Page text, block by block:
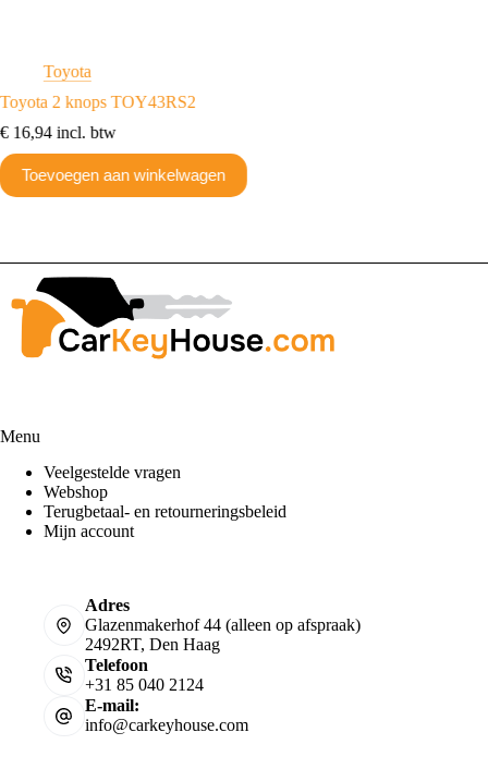
Toyota
Toyota 2 knops TOY43RS2
€ 16,94 incl. btw
Toevoegen aan winkelwagen
Menu
Veelgestelde vragen
Webshop
Terugbetaal- en retourneringsbeleid
Mijn account
Adres
Glazenmakerhof 44 (alleen op afspraak)
2492RT, Den Haag
Telefoon
+31 85 040 2124
E-mail:
info@carkeyhouse.com